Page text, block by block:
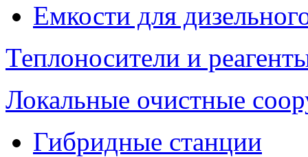
Емкости для
Теплоносители и
Локальные очистные
Гибридные станции